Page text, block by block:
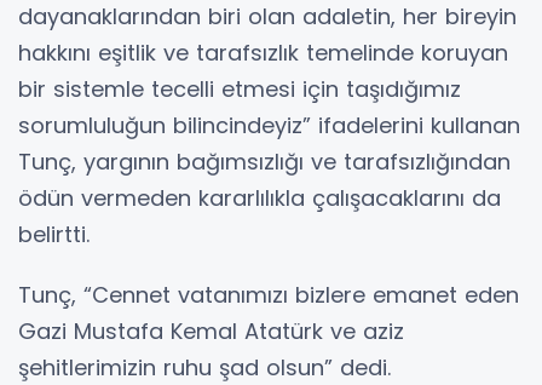
dayanaklarından biri olan adaletin, her bireyin
hakkını eşitlik ve tarafsızlık temelinde koruyan
bir sistemle tecelli etmesi için taşıdığımız
sorumluluğun bilincindeyiz” ifadelerini kullanan
Tunç, yargının bağımsızlığı ve tarafsızlığından
ödün vermeden kararlılıkla çalışacaklarını da
belirtti.
Tunç, “Cennet vatanımızı bizlere emanet eden
Gazi Mustafa Kemal Atatürk ve aziz
şehitlerimizin ruhu şad olsun” dedi.